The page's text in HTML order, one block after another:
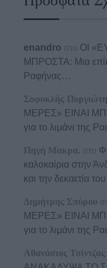
enandro στο ΟΙ
ΜΠΡΟΣΤΑ: Μια
Ραφήνας…
Σοφοκλής
ΜΕΡΕΣ» ΕΙΝΑΙ
για το λιμάνι της
Πηγή Μακρα. στο
καλοκαίρια στην
και την δεκαετία
Δημήτρης Σπύρου
ΜΕΡΕΣ» ΕΙΝΑΙ
για το λιμάνι της
Αθανάσιος Τσίντζας